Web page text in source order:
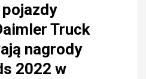
Truck
nagrody
2022 w